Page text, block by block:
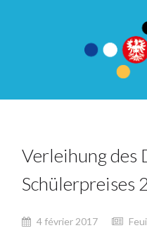
Verleihung des
Schülerpreises
4 février 2017